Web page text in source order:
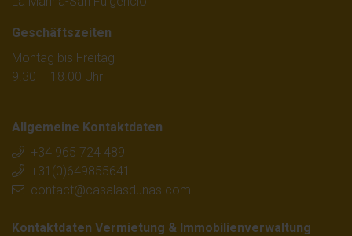
Geschäftszeiten
Montag bis Freitag
9.30 – 18.00 Uhr
Allgemeine Kontaktdaten
+34 965 724 489
+31(0)649855641
contact@casalasdunas.com
Kontaktdaten Vermietung & Immobilienverwaltung